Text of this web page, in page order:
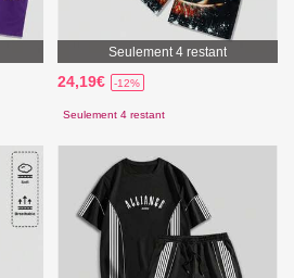
Seulement 4 restant
24,19€ -12%
Seulement 4 restant